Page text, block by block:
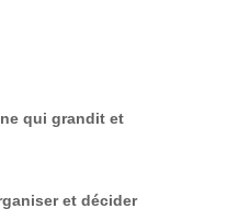
qui grandit et
et décider